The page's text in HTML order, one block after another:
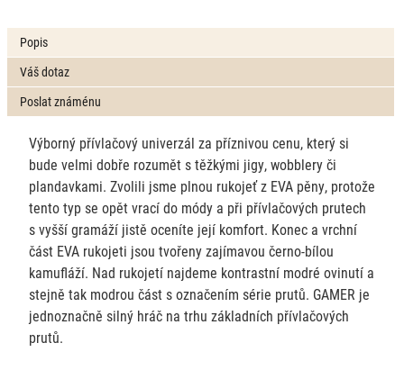
Popis
Váš dotaz
Poslat známénu
Výborný přívlačový univerzál za příznivou cenu, který si
bude velmi dobře rozumět s těžkými jigy, wobblery či
plandavkami. Zvolili jsme plnou rukojeť z EVA pěny, protože
tento typ se opět vrací do módy a při přívlačových prutech
s vyšší gramáží jistě oceníte její komfort. Konec a vrchní
část EVA rukojeti jsou tvořeny zajímavou černo-bílou
kamufláží. Nad rukojetí najdeme kontrastní modré ovinutí a
stejně tak modrou část s označením série prutů. GAMER je
jednoznačně silný hráč na trhu základních přívlačových
prutů.